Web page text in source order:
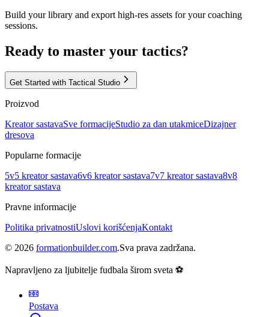
Build your library and export high-res assets for your coaching
sessions.
Ready to master your tactics?
Get Started with Tactical Studio
Proizvod
Kreator sastavaSve formacijeStudio za dan utakmiceDizajner
dresova
Popularne formacije
5v5 kreator sastava6v6 kreator sastava7v7 kreator sastava8v8
kreator sastava
Pravne informacije
Politika privatnostiUslovi korišćenjaKontakt
© 2026 formationbuilder.com.Sva prava zadržana.
Napravljeno za ljubitelje fudbala širom sveta ⚽
Postava